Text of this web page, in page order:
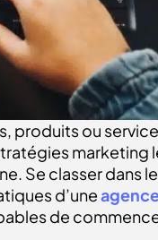
ou
marketing
Se classer dans
d’une
de